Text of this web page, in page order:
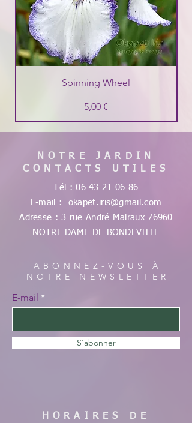
Spinning Wheel
Prix
5,00 €
NOTRE JARDIN
CONTACTS UTILES
Tél :06 43 21 06 86
E-mail : okapet.iris@gmail.com
Adresse : 3 rue André Malraux 76960
NOTRE DAME DE BONDEVILLE
ABONNEZ-VOUS À
NOTRE NEWSLETTER
E-mail
S'abonner
HORAIRES DE